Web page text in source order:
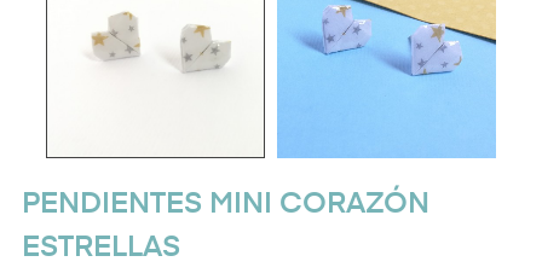
PENDIENTES MINI CORAZÓN
ESTRELLAS